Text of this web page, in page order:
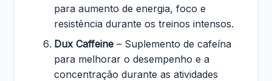
para aumento de energia, foco e
resistência durante os treinos intensos.
Dux Caffeine – Suplemento de cafeína
para melhorar o desempenho e a
concentração durante as atividades